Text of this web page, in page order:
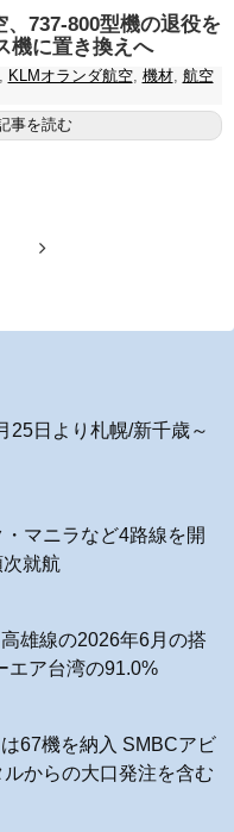
、737-800型機の退役を
機に置き換えへ
KLMオランダ航空, 機材, 航空
事を読む
25日より札幌/新千歳～
マニラなど4路線を開
就航
雄線の2026年6月の搭
エア台湾の91.0%
67機を納入 SMBCアビ
からの大口発注を含む